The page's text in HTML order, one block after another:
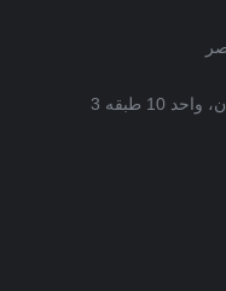
طبقه 3